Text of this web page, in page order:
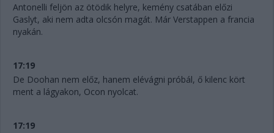
Antonelli feljön az ötödik helyre, kemény csatában előzi
Gaslyt, aki nem adta olcsón magát. Már Verstappen a francia
nyakán.
17:19
De Doohan nem előz, hanem elévágni próbál, ő kilenc kört
ment a lágyakon, Ocon nyolcat.
17:19